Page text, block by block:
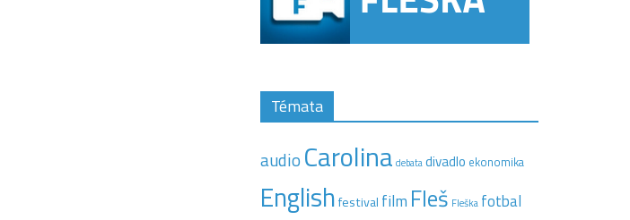
Témata
audio Carolina debatadivadlo ekonomika
Englishfestival film Fleš Fleška fotbal